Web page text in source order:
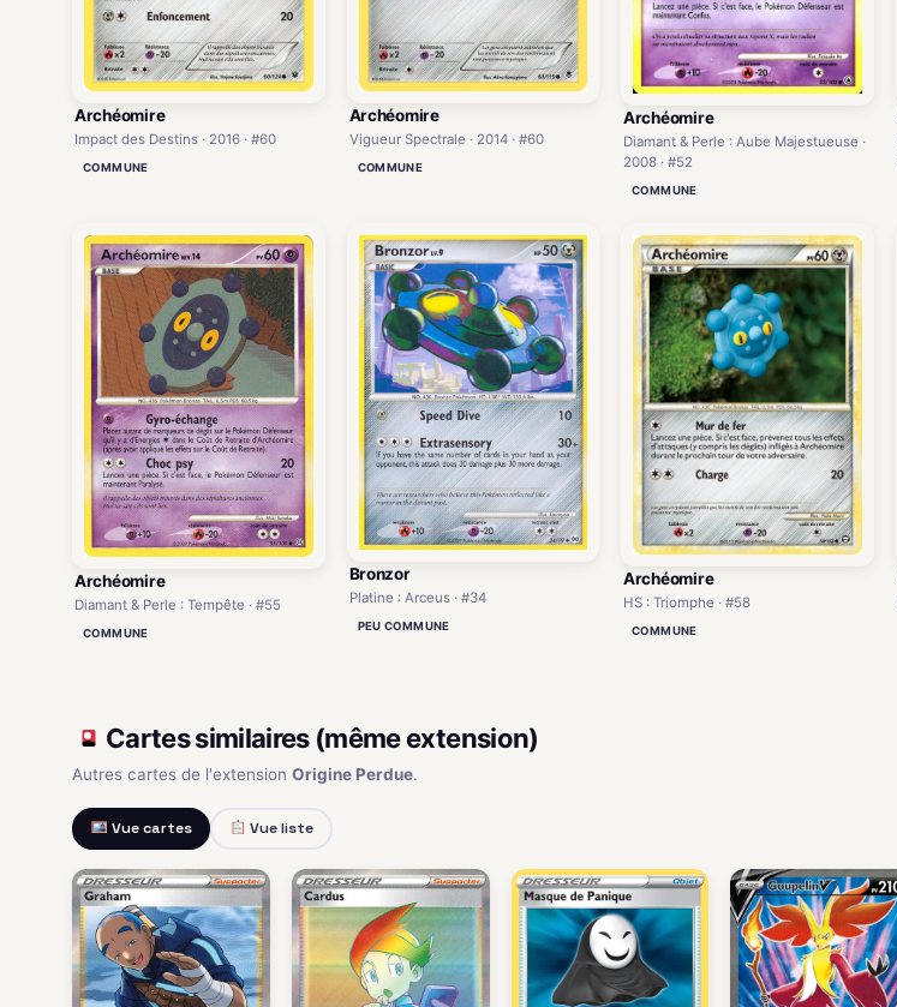
Archéomire
Impact des Destins · 2016 · #60
COMMUNE
Archéomire
Vigueur Spectrale · 2014 · #60
COMMUNE
Archéomire
Diamant & Perle : Aube Majestueuse ·
2008 · #52
COMMUNE
Archéomire
Diamant & Perle : Tempête · #55
COMMUNE
Bronzor
Platine : Arceus · #34
PEU COMMUNE
Archéomire
HS : Triomphe · #58
COMMUNE
Cartes similaires (même extension)
Autres cartes de l'extension Origine Perdue.
Vue cartes Vue liste